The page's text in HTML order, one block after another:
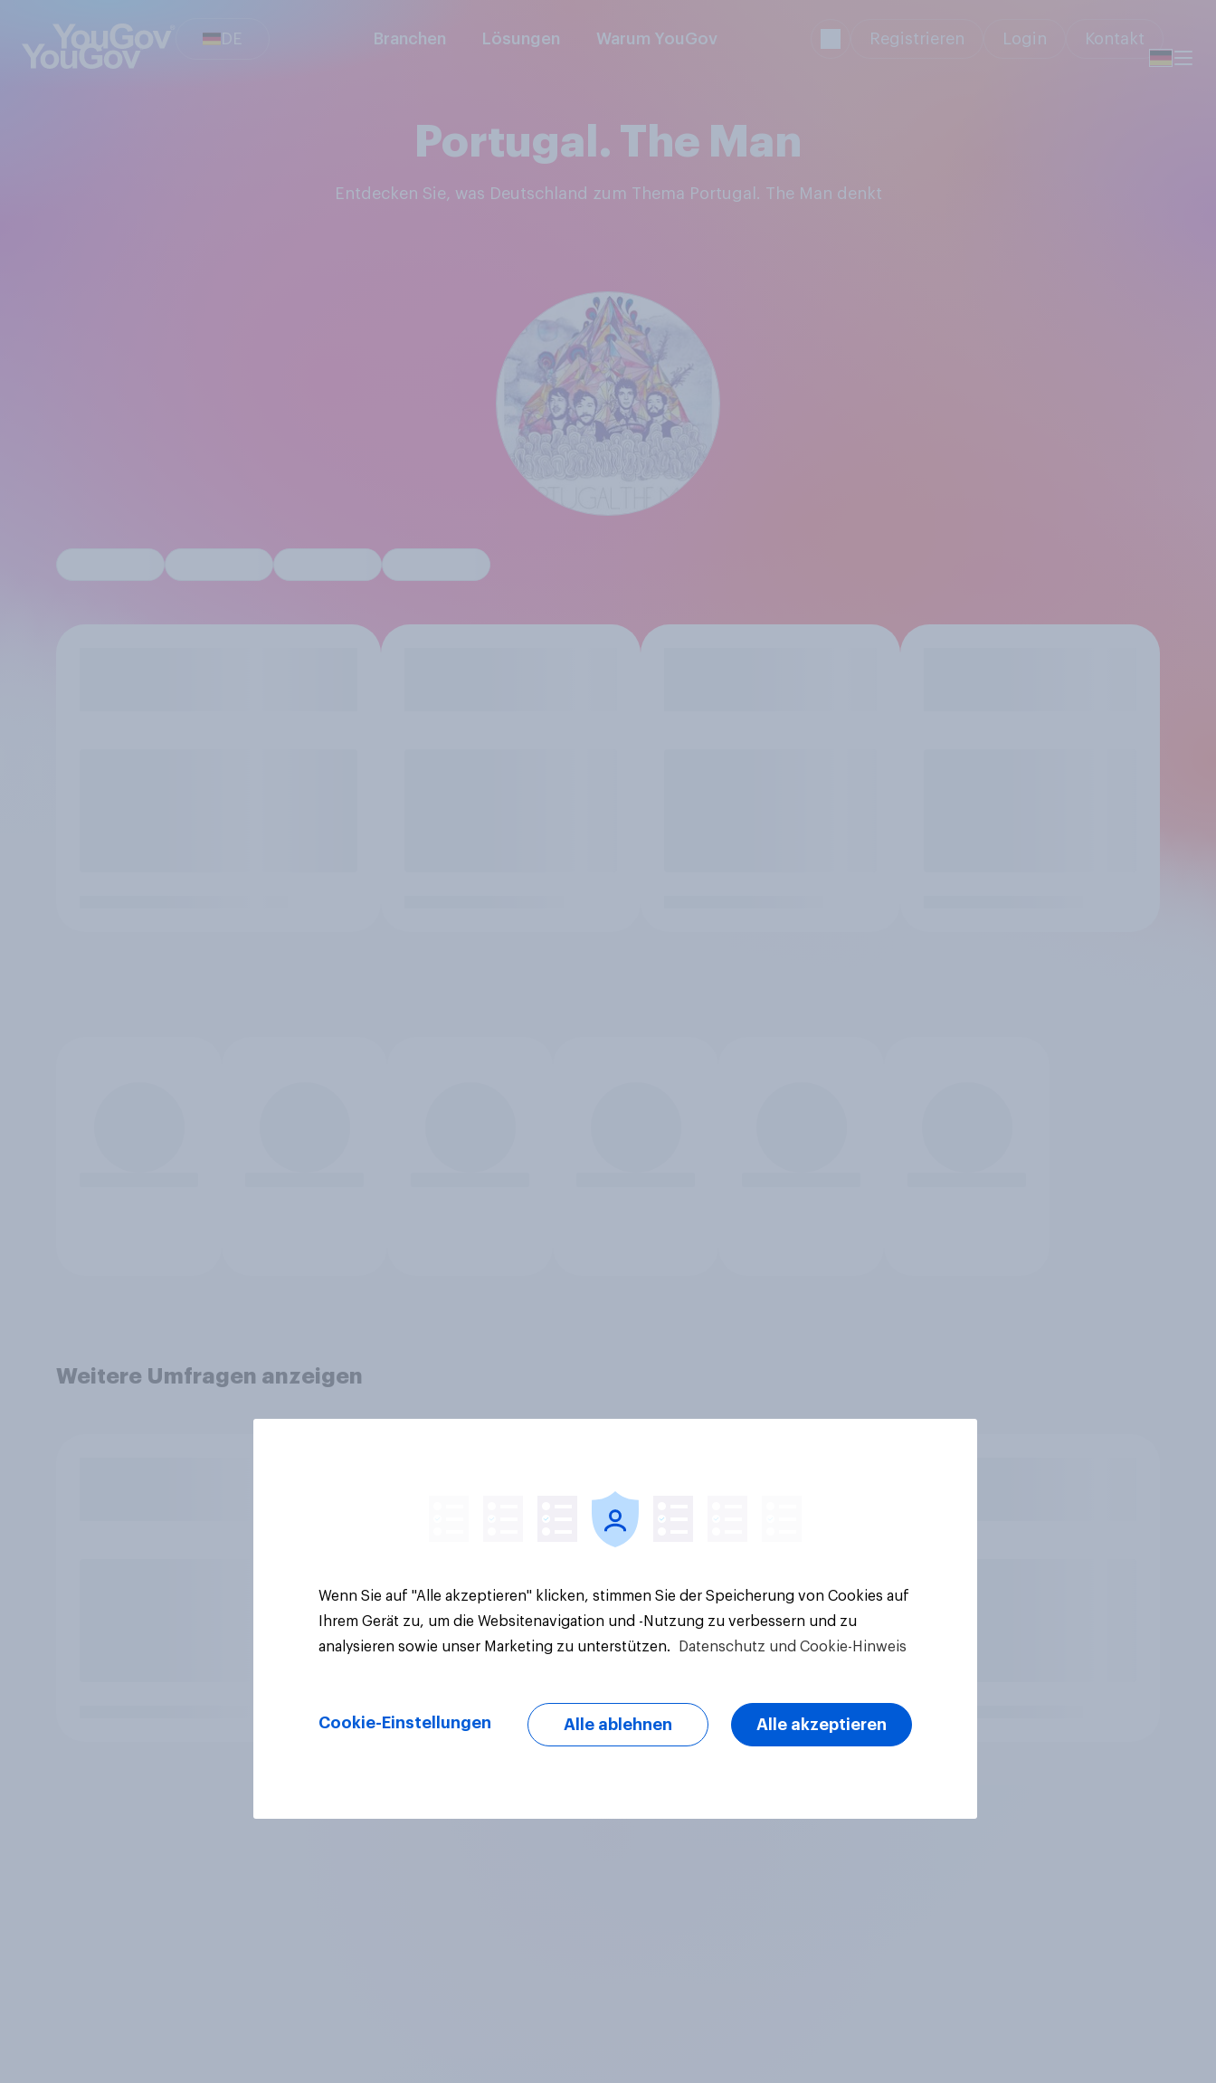
DE Branchen Lösungen Warum YouGov Registrieren Login Kontakt
Portugal. The Man
Entdecken Sie, was Deutschland zum Thema Portugal. The Man denkt
Weitere Umfragen anzeigen
Wenn Sie auf "Alle akzeptieren" klicken, stimmen Sie der Speicherung von Cookies auf
Ihrem Gerät zu, um die Websitenavigation und -Nutzung zu verbessern und zu
analysieren sowie unser Marketing zu unterstützen.
Datenschutz und Cookie-Hinweis
Cookie-Einstellungen Alle ablehnen Alle akzeptieren